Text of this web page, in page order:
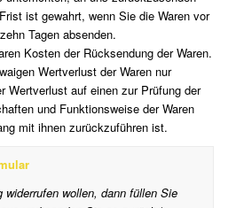
ist gewahrt, wenn Sie die Waren vor
Tagen absenden.
Kosten der Rücksendung der Waren.
Wertverlust der Waren nur
Wertverlust auf einen zur Prüfung der
und Funktionsweise der Waren
mit ihnen zurückzuführen ist.
widerrufen wollen, dann füllen Sie